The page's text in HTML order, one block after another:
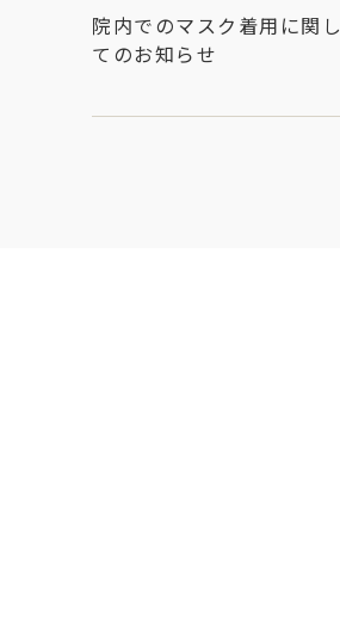
院内でのマスク着用に関し
てのお知らせ